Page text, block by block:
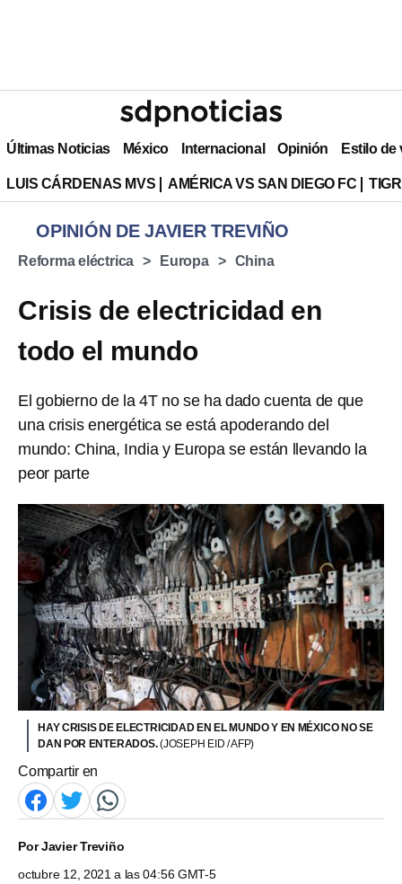
Últimas Noticias México Internacional Opinión Estilo de
LUIS CÁRDENAS MVS AMÉRICA VS SAN DIEGO FC
OPINIÓN DE JAVIER TREVIÑO
Reforma eléctrica Europa China
Crisis de electricidad en
todo el mundo
El gobierno de la 4T no se ha dado cuenta de que
una crisis energética se está apoderando del
mundo: China, India y Europa se están llevando la
peor parte
HAY CRISIS DE ELECTRICIDAD EN EL MUNDO Y EN MÉXICO NO SE
DAN POR ENTERADOS.(JOSEPH EID / AFP)
Compartir en
PorJavier Treviño
octubre 12, 2021 a las 04:56 GMT-5